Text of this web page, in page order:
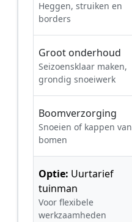
Heggen, struiken en
borders
Groot onderhoud
Seizoensklaar maken,
grondig snoeiwerk
Boomverzorging
Snoeien of kappen van
bomen
Optie: Uurtarief
tuinman
Voor flexibele
werkzaamheden